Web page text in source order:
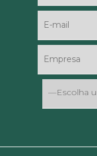
—Escolha